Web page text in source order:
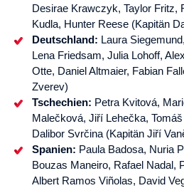
Desirae Krawczyk, Taylor Fritz,
Kudla, Hunter Reese (Kapitän
Deutschland: Laura
Lena Friedsam, Julia Lohoff,
Otte, Daniel Altmaier, Fabian
Zverev)
Tschechien: Petra Kvitová,
Malečková, Jiří Lehečka,
Dalibor Svrčina (Kapitän Jiří
Spanien: Paula Badosa, Nuria
Bouzas Maneiro, Rafael Nadal,
Albert Ramos Viñolas, David